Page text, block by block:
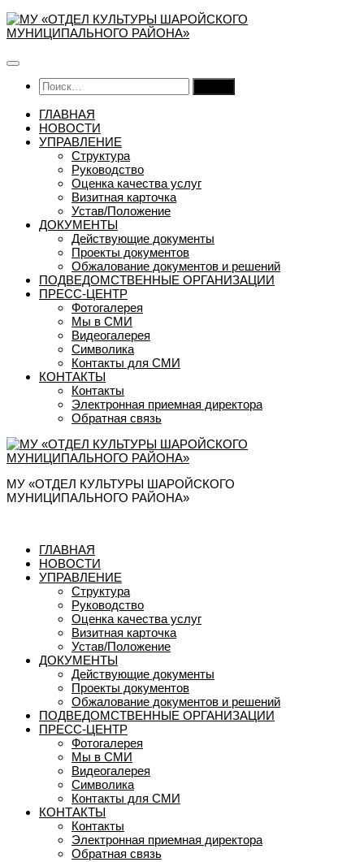
Перейти
к
Найти:
ГЛАВНАЯ
НОВОСТИ
УПРАВЛЕНИЕ
Структура
Руководство
Оценка качества услуг
Визитная карточка
Устав/Положение
ДОКУМЕНТЫ
Действующие документы
Проекты документов
Обжалование документов и решений
ПОДВЕДОМСТВЕННЫЕ ОРГАНИЗАЦИИ
ПРЕСС-ЦЕНТР
Фотогалерея
Мы в СМИ
Видеогалерея
Символика
Контакты для СМИ
КОНТАКТЫ
Контакты
Электронная приемная директора
Обратная связь
МУ «ОТДЕЛ КУЛЬТУРЫ ШАРОЙСКОГО
МУНИЦИПАЛЬНОГО РАЙОНА»
ГЛАВНАЯ
НОВОСТИ
УПРАВЛЕНИЕ
Структура
Руководство
Оценка качества услуг
Визитная карточка
Устав/Положение
ДОКУМЕНТЫ
Действующие документы
Проекты документов
Обжалование документов и решений
ПОДВЕДОМСТВЕННЫЕ ОРГАНИЗАЦИИ
ПРЕСС-ЦЕНТР
Фотогалерея
Мы в СМИ
Видеогалерея
Символика
Контакты для СМИ
КОНТАКТЫ
Контакты
Электронная приемная директора
Обратная связь